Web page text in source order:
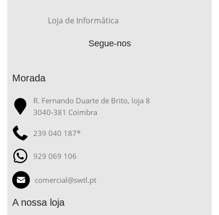
Loja de Informática
Segue-nos
Morada
R. Fernando Duarte de Brito, loja 8
3040-381 Coimbra
239 040 187*
929 069 106
comercial@swtl.pt
A nossa loja